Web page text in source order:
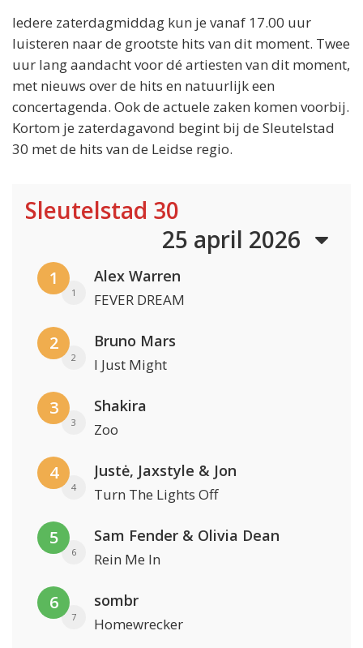
Iedere zaterdagmiddag kun je vanaf 17.00 uur
luisteren naar de grootste hits van dit moment. Twee
uur lang aandacht voor dé artiesten van dit moment,
met nieuws over de hits en natuurlijk een
concertagenda. Ook de actuele zaken komen voorbij.
Kortom je zaterdagavond begint bij de Sleutelstad
30 met de hits van de Leidse regio.
Sleutelstad 30
25 april 2026
1
1
Alex Warren
FEVER DREAM
2
2
Bruno Mars
I Just Might
3
3
Shakira
Zoo
4
4
Justė, Jaxstyle & Jon
Turn The Lights Off
5
6
Sam Fender & Olivia Dean
Rein Me In
6
7
sombr
Homewrecker